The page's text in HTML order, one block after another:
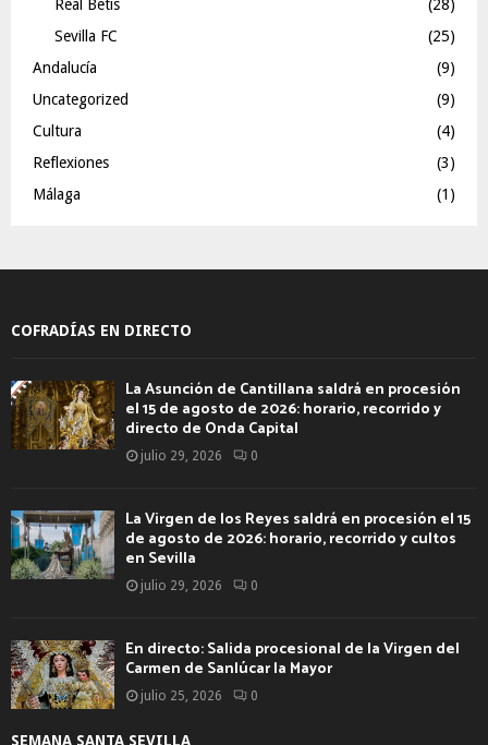
Real Betis
(28)
Sevilla FC
(25)
Andalucía
(9)
Uncategorized
(9)
Cultura
(4)
Reflexiones
(3)
Málaga
(1)
COFRADÍAS EN DIRECTO
La Asunción de Cantillana saldrá en procesión
el 15 de agosto de 2026: horario, recorrido y
directo de Onda Capital
julio 29, 2026 0
La Virgen de los Reyes saldrá en procesión el 15
de agosto de 2026: horario, recorrido y cultos
en Sevilla
julio 29, 2026 0
En directo: Salida procesional de la Virgen del
Carmen de Sanlúcar la Mayor
julio 25, 2026 0
SEMANA SANTA SEVILLA